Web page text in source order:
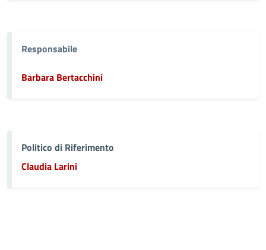
Responsabile
Barbara Bertacchini
Politico di Riferimento
Claudia Larini